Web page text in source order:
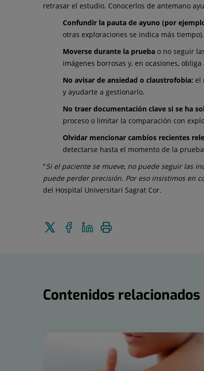
retrasar el estudio. Conocerlos de antemano
Confundir la pauta de ayuno (por
otras exploraciones se indica más
Moverse durante la prueba o no seguir
imágenes borrosas y, en ocasiones,
No avisar de ansiedad o claustrofobia: el
y ayudarte a gestionarlo.
No traer documentación clave si se ha
proceso o limitar la comparación con
Olvidar mencionar cambios recientes
detectarse hasta el momento de la
"Si el paciente se mueve, no puede seguir las
puede perder precisión. Por eso insistimos en
del Hospital Universitari Sagrat Cor.
Enviar
Compartir
en
Compartir
Contenidos relacionados